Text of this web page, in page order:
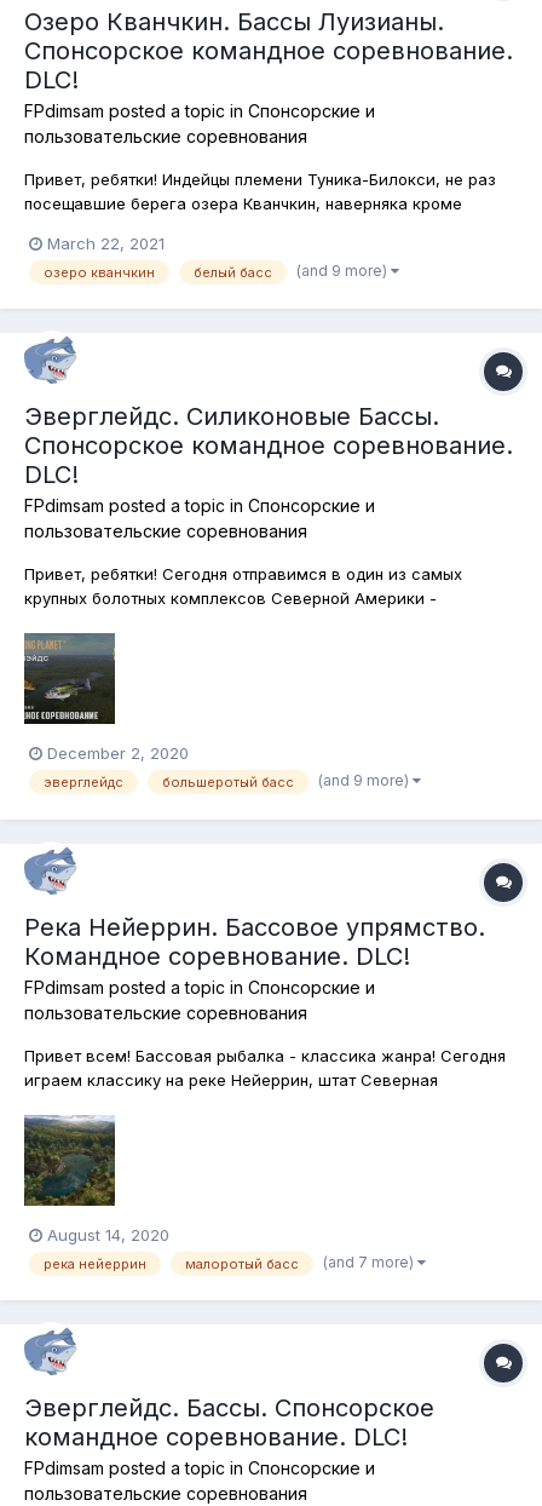
Озеро Кванчкин. Бассы Луизианы.
Спонсорское командное соревнование.
DLC!
FPdimsam posted a topic in Спонсорские и
пользовательские соревнования
Привет, ребятки! Индейцы племени Туника-Билокси, не раз
посещавшие берега озера Кванчкин, наверняка кроме
Давайте же и мы последуем их примеру и отправимся на
охоту за бассами! Белый, большеротый и пятнистый бассы
March 22, 2021
озеро кванчкин белый басс (and 9 more)
Эверглейдс. Силиконовые Бассы.
Спонсорское командное соревнование.
DLC!
FPdimsam posted a topic in Спонсорские и
пользовательские соревнования
Привет, ребятки! Сегодня отправимся в один из самых
крупных болотных комплексов Северной Америки -
исключительно на силиконовые приманки! Обращаю ваше
снимание на то, что можно использовать силиконовые
приманки в сочентании с басс-джигами,...
December 2, 2020
эверглейдс большеротый басс (and 9 more)
Река Нейеррин. Бассовое упрямство.
Командное соревнование. DLC!
FPdimsam posted a topic in Спонсорские и
пользовательские соревнования
Привет всем! Бассовая рыбалка - классика жанра! Сегодня
играем классику на реке Нейеррин, штат Северная
так называется и что это такое вообще, расскажу в стриме)!
Ловим все виды бассов на спиннинг и кастинг! Конечно же,
без подставок....
August 14, 2020
река нейеррин малоротый басс (and 7 more)
Эверглейдс. Бассы. Спонсорское
командное соревнование. DLC!
FPdimsam posted a topic in Спонсорские и
пользовательские соревнования